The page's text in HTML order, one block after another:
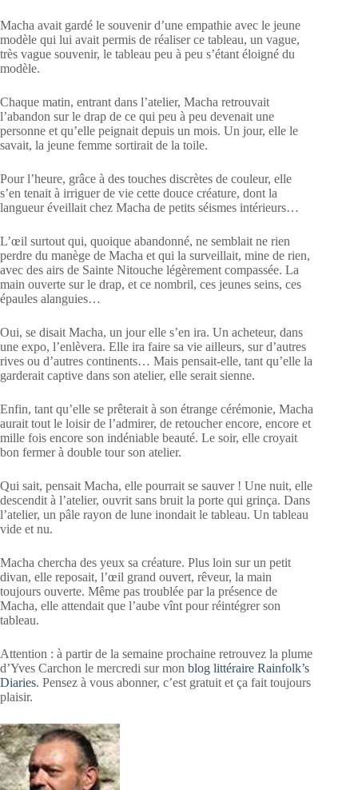
Macha avait gardé le souvenir d’une empathie avec le jeune
modèle qui lui avait permis de réaliser ce tableau, un vague,
très vague souvenir, le tableau peu à peu s’étant éloigné du
modèle.
Chaque matin, entrant dans l’atelier, Macha retrouvait
l’abandon sur le drap de ce qui peu à peu devenait une
personne et qu’elle peignait depuis un mois. Un jour, elle le
savait, la jeune femme sortirait de la toile.
Pour l’heure, grâce à des touches discrètes de couleur, elle
s’en tenait à irriguer de vie cette douce créature, dont la
langueur éveillait chez Macha de petits séismes intérieurs…
L’œil surtout qui, quoique abandonné, ne semblait ne rien
perdre du manège de Macha et qui la surveillait, mine de rien,
avec des airs de Sainte Nitouche légèrement compassée. La
main ouverte sur le drap, et ce nombril, ces jeunes seins, ces
épaules alanguies…
Oui, se disait Macha, un jour elle s’en ira. Un acheteur, dans
une expo, l’enlèvera. Elle ira faire sa vie ailleurs, sur d’autres
rives ou d’autres continents… Mais pensait-elle, tant qu’elle la
garderait captive dans son atelier, elle serait sienne.
Enfin, tant qu’elle se prêterait à son étrange cérémonie, Macha
aurait tout le loisir de l’admirer, de retoucher encore, encore et
mille fois encore son indéniable beauté. Le soir, elle croyait
bon fermer à double tour son atelier.
Qui sait, pensait Macha, elle pourrait se sauver ! Une nuit, elle
descendit à l’atelier, ouvrit sans bruit la porte qui grinça. Dans
l’atelier, un pâle rayon de lune inondait le tableau. Un tableau
vide et nu.
Macha chercha des yeux sa créature. Plus loin sur un petit
divan, elle reposait, l’œil grand ouvert, rêveur, la main
toujours ouverte. Même pas troublée par la présence de
Macha, elle attendait que l’aube vînt pour réintégrer son
tableau.
Attention : à partir de la semaine prochaine retrouvez la plume
d’Yves Carchon le mercredi sur mon blog littéraire Rainfolk’s
Diaries. Pensez à vous abonner, c’est gratuit et ça fait toujours
plaisir.